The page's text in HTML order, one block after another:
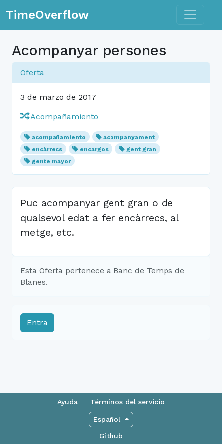
TimeOverflow Toggle
Acompanyar persones
Oferta
3 de marzo de 2017
Acompañamiento
acompañamiento
acompanyament
encàrrecs
encargos
gent gran
gente mayor
Puc acompanyar gent gran o de
qualsevol edat a fer encàrrecs, al
metge, etc.
Esta Oferta pertenece a Banc de Temps de
Blanes.
Entra
Ayuda Términos del servicio
Español
Github